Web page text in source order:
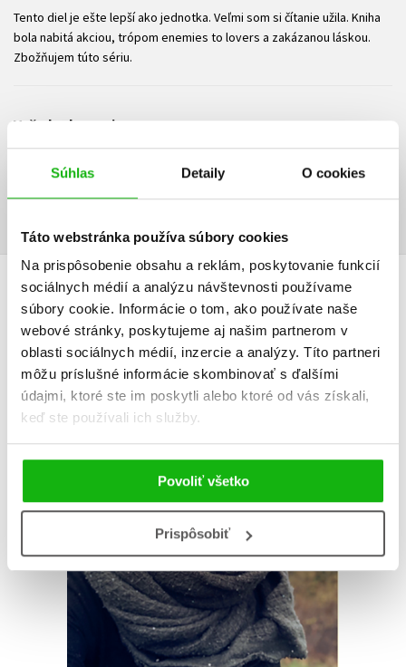
Súhlas Detaily O cookies
Táto webstránka používa súbory cookies
Na prispôsobenie obsahu a reklám, poskytovanie funkcií
sociálnych médií a analýzu návštevnosti používame
súbory cookie. Informácie o tom, ako používate naše
webové stránky, poskytujeme aj našim partnerom v
oblasti sociálnych médií, inzercie a analýzy. Títo partneri
môžu príslušné informácie skombinovať s ďalšími
údajmi, ktoré ste im poskytli alebo ktoré od vás získali,
keď ste používali ich služby.
Povoliť všetko
Prispôsobiť
Tento diel je ešte lepší ako jednotka. Veľmi som si čítanie užila. Kniha
bola nabitá akciou, trópom enemies to lovers a zakázanou láskou.
Zbožňujem túto sériu.
Vaše hodnotenie
Prihlásiť
AUTOR KNIHY